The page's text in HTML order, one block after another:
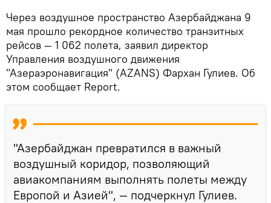
Через воздушное пространство Азербайджана 9
мая прошло рекордное количество транзитных
рейсов — 1 062 полета, заявил директор
Управления воздушного движения
"Азераэронавигация" (AZANS) Фархан Гулиев. Об
этом сообщает Report.
"Азербайджан превратился в важный
воздушный коридор, позволяющий
авиакомпаниям выполнять полеты между
Европой и Азией", — подчеркнул Гулиев.